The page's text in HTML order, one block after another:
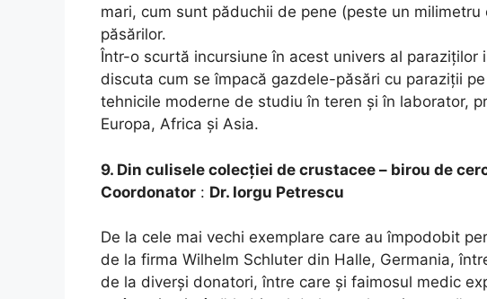
mari, cum sunt păduchii de pene (peste un
păsărilor.
Într-o scurtă incursiune în acest univers al
discuta cum se împacă gazdele-păsări cu paraziții
tehnicile moderne de studiu în teren și în laborator,
Europa, Africa și Asia.
9. Din culisele colecției de crustacee – birou de
Coordonator : Dr. Iorgu Petrescu
De la cele mai vechi exemplare care au împodobit
de la firma Wilhelm Schluter din Halle, Germania,
de la diverși donatori, între care și faimosul medic